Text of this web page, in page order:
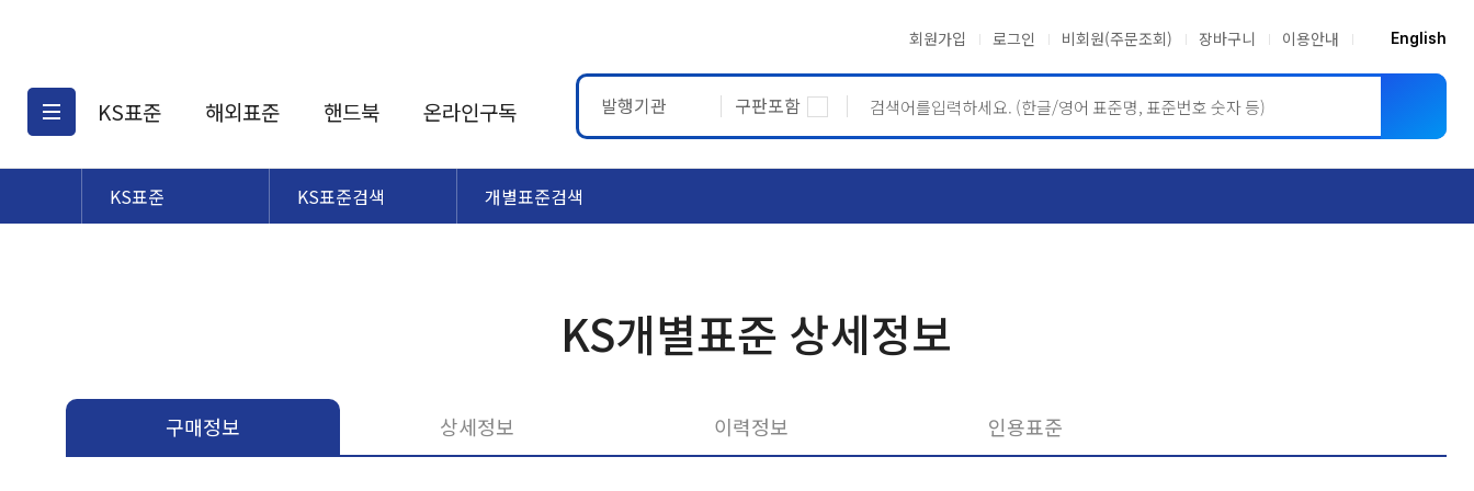
회원가입 로그인 비회원(주문조회) 장바구니 이용안내 English
KS표준
KS표준검색
해외표준
해외표준검색
핸드북 온라인구독 발행기관 구판포함
KS표준 KS표준검색 개별표준검색
KS개별표준 상세정보
구매정보 상세정보 이력정보 인용표준